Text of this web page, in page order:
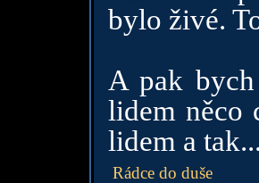
bylo živé.
A pak
lidem něco
lidem a
Rádce do duše